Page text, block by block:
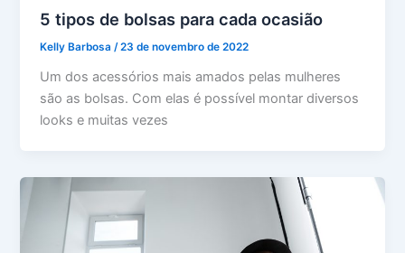
5 tipos de bolsas para cada ocasião
Kelly Barbosa/23 de novembro de 2022
Um dos acessórios mais amados pelas mulheres
são as bolsas. Com elas é possível montar diversos
looks e muitas vezes